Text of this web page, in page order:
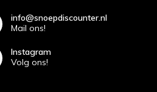
info@snoepdiscounter.nl
Mail ons!
Instagram
Volg ons!